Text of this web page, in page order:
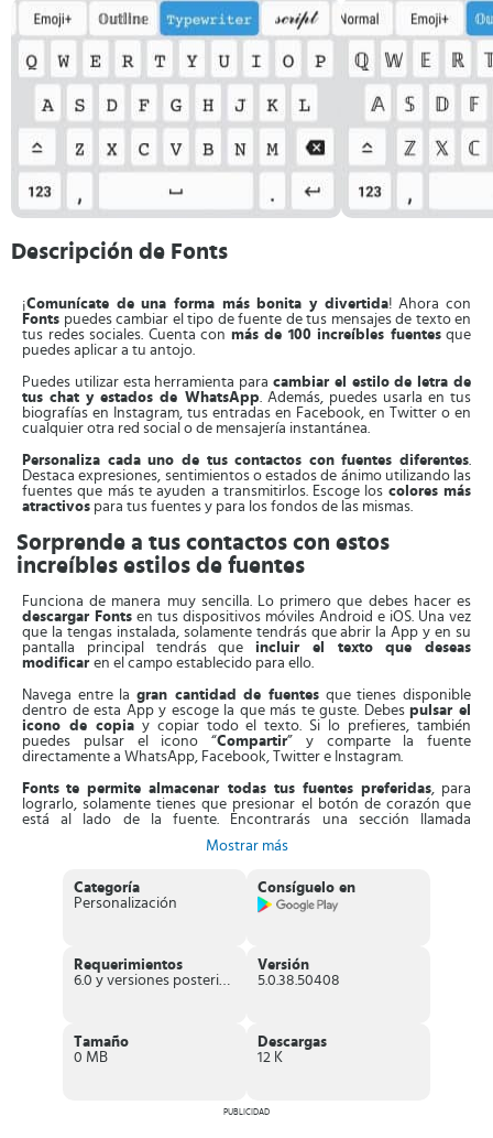
Descripción de Fonts
¡Comunícate de una forma más bonita y divertida! Ahora con
Fonts puedes cambiar el tipo de fuente de tus mensajes de texto en
tus redes sociales. Cuenta con más de 100 increíbles fuentesque
puedes aplicar a tu antojo.
Puedes utilizar esta herramienta para cambiar el estilo de letra de
tus chat y estados de WhatsApp. Además, puedes usarla en tus
biografías en Instagram, tus entradas en Facebook, en Twitter o en
cualquier otra red social o de mensajería instantánea.
Personaliza cada uno de tus contactos con fuentes diferentes.
Destaca expresiones, sentimientos o estados de ánimo utilizando las
fuentes que más te ayuden a transmitirlos. Escoge los colores más
atractivos para tus fuentes y para los fondos de las mismas.
Sorprende a tus contactos con estos
increíbles estilos de fuentes
Funciona de manera muy sencilla. Lo primero que debes hacer es
descargar Fonts en tus dispositivos móviles Android e iOS. Una vez
que la tengas instalada, solamente tendrás que abrir la App y en su
pantalla principal tendrás que incluir el texto que deseas
modificar en el campo establecido para ello.
Navega entre la gran cantidad de fuentes que tienes disponible
dentro de esta App y escoge la que más te guste. Debespulsar el
icono de copiay copiar todo el texto. Si lo prefieres, también
puedes pulsar el icono “Compartir” y comparte la fuente
directamente a WhatsApp, Facebook, Twitter e Instagram.
Fonts te permite almacenar todas tus fuentes preferidas, para
lograrlo, solamente tienes que presionar el botón de corazón que
está al lado de la fuente. Encontrarás una sección llamada
La App te muestra todas las fuentes como unas tarjetas deslizables
Es por eso que al deslizarla a la derecha la guardarás como favorita,
o si deslizas a la izquierda simplemente pasarás a la siguiente.
tienes que tocar el botón de corazón que esta junto a la fuente y se
eliminará de forma inmediata. Encuentra una sección llamada
” en la cual conseguirás una gran cantidad de fuentes
Características de Fonts
de redes sociales y mensajerías instantáneas.
Mostrar más
Categoría
Personalización
Consíguelo en
Requerimientos
6.0 y versiones posteriores
Versión
5.0.38.50408
Tamaño
0 MB
Descargas
12 K
PUBLICIDAD